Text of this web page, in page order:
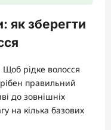
як зберегти
рідке волосся
правильний
до зовнішніх
на кілька базових